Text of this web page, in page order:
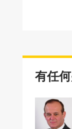
有任